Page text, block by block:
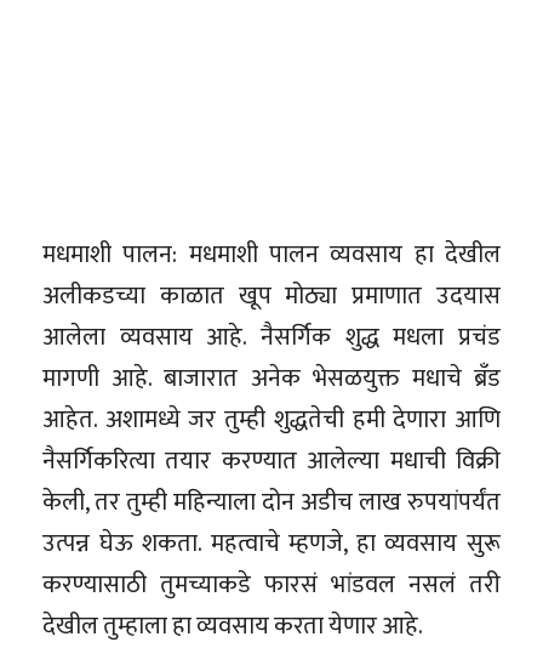
मधमाशी पालन: मधमाशी पालन व्यवसाय हा देखील
अलीकडच्या काळात खूप मोठ्या प्रमाणात उदयास
आलेला व्यवसाय आहे. नैसर्गिक शुद्ध मधला प्रचंड
मागणी आहे. बाजारात अनेक भेसळयुक्त मधाचे ब्रँड
आहेत. अशामध्ये जर तुम्ही शुद्धतेची हमी देणारा आणि
नैसर्गिकरित्या तयार करण्यात आलेल्या मधाची विक्री
केली, तर तुम्ही महिन्याला दोन अडीच लाख रुपयांपर्यंत
उत्पन्न घेऊ शकता. महत्वाचे म्हणजे, हा व्यवसाय सुरू
करण्यासाठी तुमच्याकडे फारसं भांडवल नसलं तरी
देखील तुम्हाला हा व्यवसाय करता येणार आहे.